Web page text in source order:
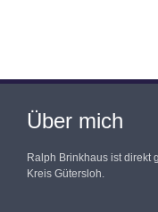
Über mich
Ralph Brinkhaus ist direkt
Kreis Gütersloh.